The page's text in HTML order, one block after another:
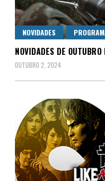
NOVIDADES
NOVIDADES DE
OUTUBRO 2, 2024